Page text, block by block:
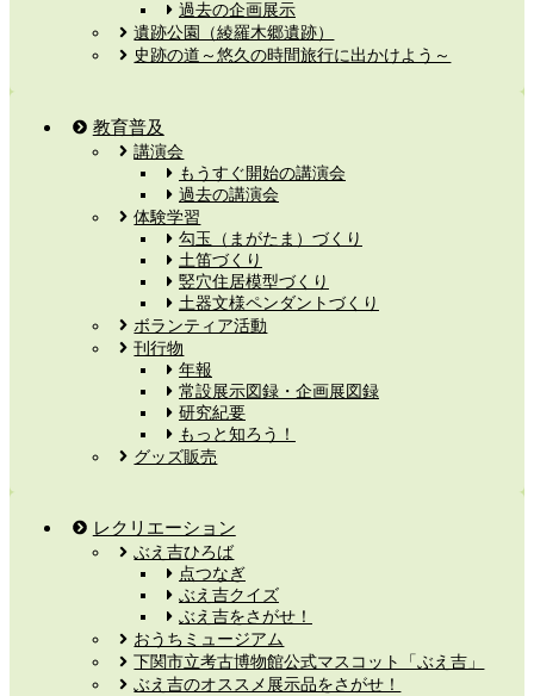
過去の企画展示
遺跡公園（綾羅木郷遺跡）
史跡の道～悠久の時間旅行に出かけよう～
教育普及
講演会
もうすぐ開始の講演会
過去の講演会
体験学習
勾玉（まがたま）づくり
土笛づくり
竪穴住居模型づくり
土器文様ペンダントづくり
ボランティア活動
刊行物
年報
常設展示図録・企画展図録
研究紀要
もっと知ろう！
グッズ販売
レクリエーション
ぶえ吉ひろば
点つなぎ
ぶえ吉クイズ
ぶえ吉をさがせ！
おうちミュージアム
下関市立考古博物館公式マスコット「ぶえ吉」
ぶえ吉のオススメ展示品をさがせ！